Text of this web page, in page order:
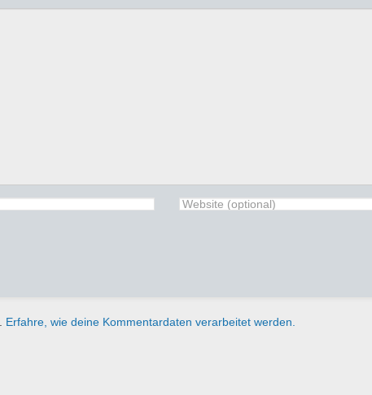
Erfahre, wie deine Kommentardaten verarbeitet werden.